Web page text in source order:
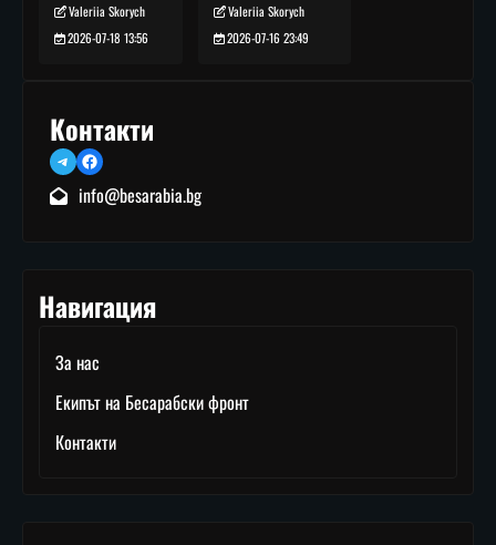
Valeriia Skorych
2026-07-18 13:56
Valeriia Skorych
2026-07-16 23:49
Контакти
TelegramFacebook
info@besarabia.bg
Навигация
За нас
Екипът на Бесарабски фронт
Контакти